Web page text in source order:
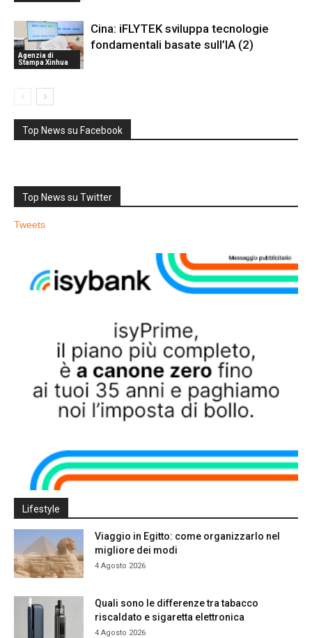
Agenzia di
Stampa Xinhua
Cina: iFLYTEK sviluppa tecnologie
fondamentali basate sull’IA (2)
Top News su Facebook
Top News su Twitter
Tweets
Lifestyle
Viaggio in Egitto: come organizzarlo nel
migliore dei modi
4 Agosto 2026
Quali sono le differenze tra tabacco
riscaldato e sigaretta elettronica
4 Agosto 2026